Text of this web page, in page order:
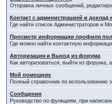
Отправка личных сообщений,
Контакт с администрацией и
Где найти список Администраторов и
Просмотр информации профиля
Где можно найти контактную
Авторизация и Выход из форума
Как авторизоваться, выйти из форума,
Мой помощник
Полный справочник по использованию
Сообщения
Руководство по функциям, при